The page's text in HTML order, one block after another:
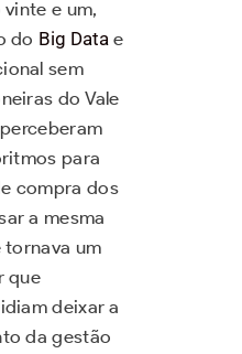
e um,
do Big Data e
sem
do Vale
para
compra dos
a mesma
tornava um
que
deixar a
da gestão